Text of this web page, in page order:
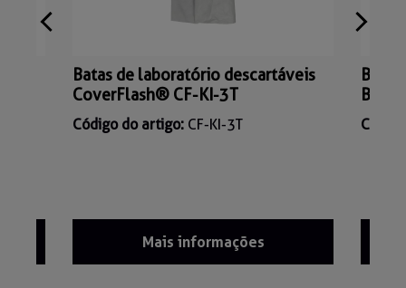
Batas de laboratório descartáveis
CoverFlash® CF-KI-3T
Código do artigo: CF-KI-3T
Mais informações